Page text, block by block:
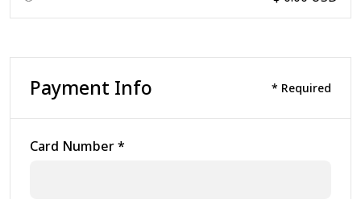
Payment Info * Required
Card Number *